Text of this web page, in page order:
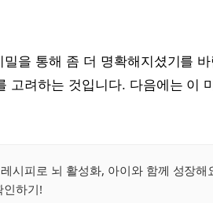
을 통해 좀 더 명확해지셨기를
고려하는 것입니다. 다음에는 이
시피로 뇌 활성화, 아이와 함께 성장해
인하기!